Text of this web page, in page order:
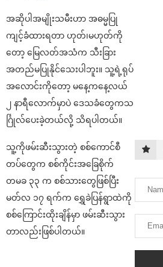
အဆိုပါအမျိုးသမီးဟာ အဓမ္မပြု
ကျင့်ခံထားရတာ ဟုတ်၊မဟုတ်ကို
တော့ မြေလတ်အသံက သီးခြား
အတည်မပြုနိုင်သေးပါဘူး။ သူ့ရဲ့ရုပ်
အလောင်းကိုတော့ မနေ့ကနေ့လယ်
၂ နာရီလောက်မှာပဲ ဒေသခံတွေကသ
င်္ဂြုလ်ပေးခဲ့တယ်လို့ သိရပါတယ်။
သူ့ကိုဖမ်းဆီးသွားတဲ့ စစ်ကောင်စီ
တပ်တွေက စစ်ကိုင်းအခြေစိုက်
တမခ ၃၃ က စစ်သားတွေဖြစ်ပြီး
မတ်လ ၁၇ ရက်က ရွှေခဲပြန်ရွာထဲကို
စစ်ကြောင်းထိုးချိန်မှာ ဖမ်းဆီးသွား
တာလည်းဖြစ်ပါတယ်။